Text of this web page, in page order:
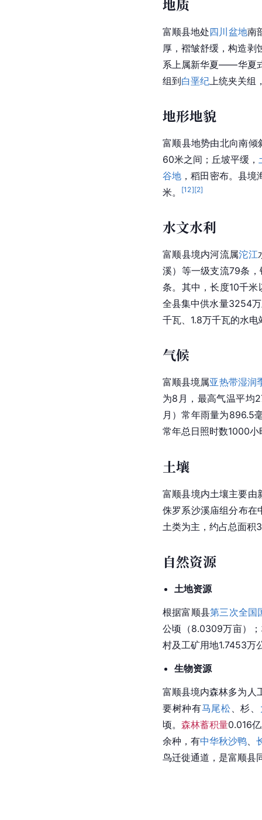
地质
富顺县地处四川盆地南
厚，褶皱舒缓，构造剥
系上属新华夏——华夏式
组到白垩纪 上统夹关
地形地貌
富顺县地势由北向南
60米之间；丘坡平缓，
谷地 ，稻田密布。县
米。
[12][2]
水文水利
富顺县境内河流属沱江
溪）等一级支流79条
条。其中，长度10千
全县集中供水量3254
千瓦、1.8万千瓦的水电
气候
富顺县境属亚热带湿润
为8月，最高气温平均
月）常年雨量为896.5
常年总日照时数1000小
土壤
富顺县境内土壤主要由
侏罗系沙溪庙组分布在
土类为主，约占总面积
自然资源
土地资源
根据富顺县第三次全国
公顷（8.0309万亩）
村及工矿用地1.7453万
生物资源
富顺县境内森林多为人
要树种有马尾松 、杉、
顷。森林蓄积量0.016
余种，有中华秋沙鸭 、
鸟迁徙通道，是富顺县